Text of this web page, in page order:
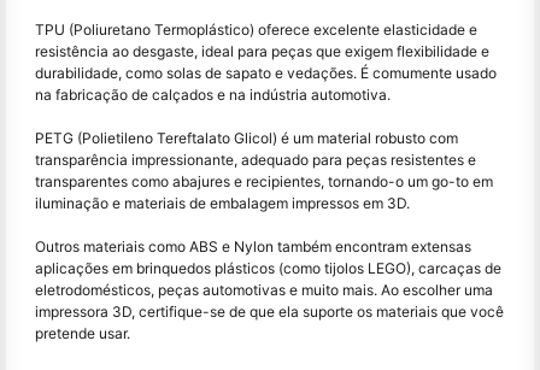
TPU (Poliuretano Termoplástico) oferece excelente elasticidade e
resistência ao desgaste, ideal para peças que exigem flexibilidade e
durabilidade, como solas de sapato e vedações. É comumente usado
na fabricação de calçados e na indústria automotiva.
PETG (Polietileno Tereftalato Glicol) é um material robusto com
transparência impressionante, adequado para peças resistentes e
transparentes como abajures e recipientes, tornando-o um go-to em
iluminação e materiais de embalagem impressos em 3D.
Outros materiais como ABS e Nylon também encontram extensas
aplicações em brinquedos plásticos (como tijolos LEGO), carcaças de
eletrodomésticos, peças automotivas e muito mais. Ao escolher uma
impressora 3D, certifique-se de que ela suporte os materiais que você
pretende usar.